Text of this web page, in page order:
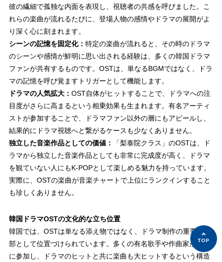
彼の繊細で孤独な内面を表現し、視聴者の共感を呼びました。こ
れらの楽曲が流れるたびに、登場人物の感情やドラマの展開がよ
り深く心に刻まれます。
シーンの記憶を固定化： 特定の楽曲が流れると、その時のドラマ
のシーンや感情が鮮明に思い出される経験は、多くの韓国ドラマ
ファンが共有するものです。OSTは、単なるBGMではなく、
ドラ
マの記憶を呼び覚ますトリガーとして機能します。
ドラマの人気拡大： OST自体がヒットすることで、ドラマへの注
目度がさらに高まるという相乗効果も生まれます。有名アーティ
ストが参加することで、ドラマファン以外の層にもアピールし、
結果的にドラマ視聴へと繋がるケースも少なくありません。
独立した音楽作品としての価値：
「梨泰院クラス」のOSTは、ド
ラマから独立した音楽作品としても非常に完成度が高く、ドラマ
を観ていない人にもK-POPとして楽しめる魅力を持っています。
実際に、OSTの楽曲が音楽チャートで上位にランクインすること
も珍しくありません。
韓国ドラマOSTの文化的な立ち位置
韓国では、OSTは単なる添え物ではなく、ドラマ制作の重要な一
部として位置づけられています。多くの有名歌手や作曲家がOST
に参加し、ドラマのヒットと共に楽曲も大ヒットするという構造